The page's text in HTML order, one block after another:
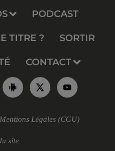
PODCAST
TITRE ? SORTIR
CONTACT
Mentions Légales (CGU)
site